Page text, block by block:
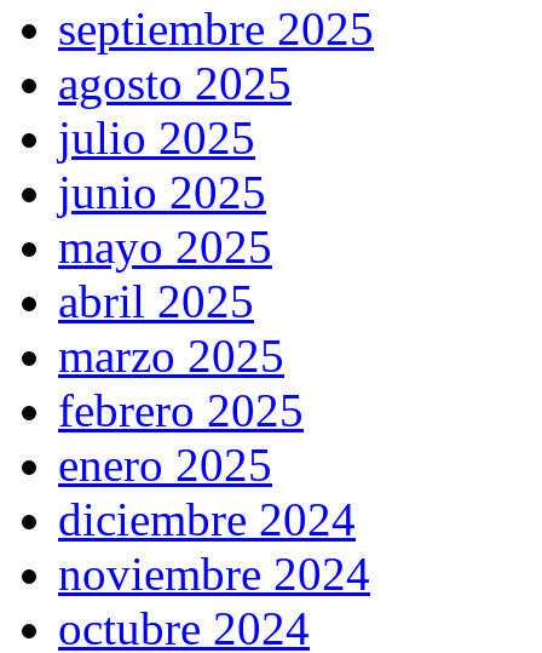
septiembre 2025
agosto 2025
julio 2025
junio 2025
mayo 2025
abril 2025
marzo 2025
febrero 2025
enero 2025
diciembre 2024
noviembre 2024
octubre 2024